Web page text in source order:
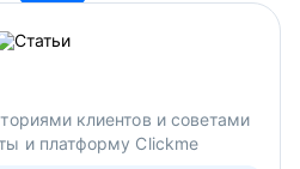
клиентов и советами
и платформу Clickme